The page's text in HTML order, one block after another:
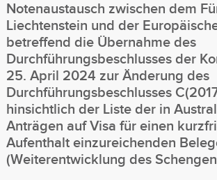
Notenaustausch zwischen dem
Liechtenstein und der
betreffend die Übernahme des
Durchführungsbeschlusses der
25. April 2024 zur Änderung des
Durchführungsbeschlusses
hinsichtlich der Liste der in
Anträgen auf Visa für einen
Aufenthalt einzureichenden
(Weiterentwicklung des